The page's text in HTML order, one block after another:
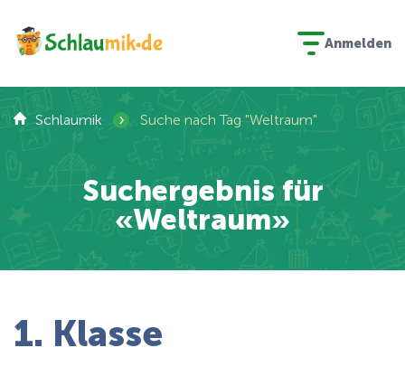
Anmelden
Schlaumik › Suche nach Tag "Weltraum"
Suchergebnis für
«Weltraum»
1. Klasse